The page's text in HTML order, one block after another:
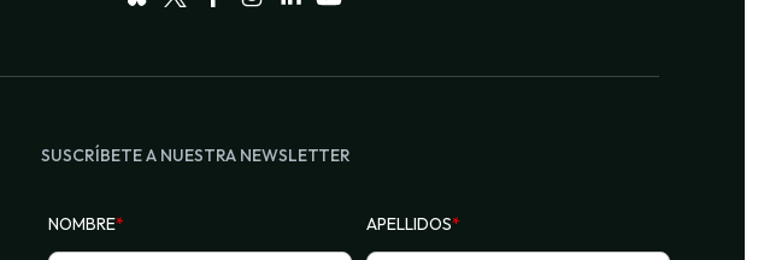
SUSCRÍBETE A NUESTRA NEWSLETTER
NOMBRE* APELLIDOS*